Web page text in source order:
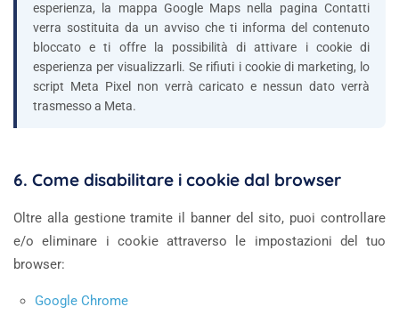
esperienza, la mappa Google Maps nella pagina Contatti
verra sostituita da un avviso che ti informa del contenuto
bloccato e ti offre la possibilità di attivare i cookie di
esperienza per visualizzarli. Se rifiuti i cookie di marketing, lo
script Meta Pixel non verrà caricato e nessun dato verrà
trasmesso a Meta.
6. Come disabilitare i cookie dal browser
Oltre alla gestione tramite il banner del sito, puoi controllare
e/o eliminare i cookie attraverso le impostazioni del tuo
browser:
Google Chrome